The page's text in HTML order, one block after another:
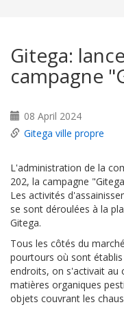
Gitega:
campagne
08 April 2024
Gitega ville propre
L'administration de la
202, la campagne
Les activités
se sont déroulées à la
Gitega.
Tous les côtés du
pourtours où sont
endroits, on s'activait au
matières organiques
objets couvrant les